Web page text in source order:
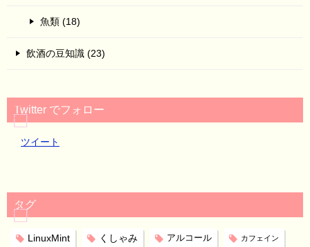
魚類 (18)
飲酒の豆知識 (23)
Twitter でフォロー
ツイート
タグ
LinuxMint くしゃみ アルコール カフェイン